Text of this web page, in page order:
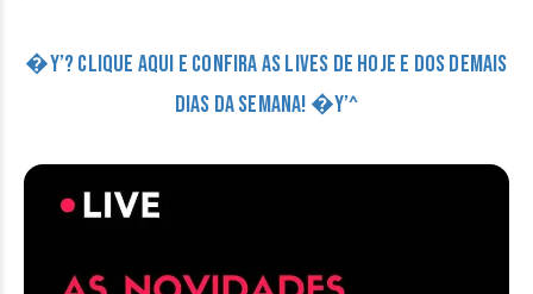
�Y’? CLIQUE AQUI E CONFIRA AS LIVES DE HOJE E DOS DEMAIS
DIAS DA SEMANA! �Y’^